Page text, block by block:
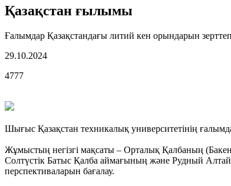
Қазақстан ғылымы
Ғалымдар Қазақстандағы литий кен орындарын
29.10.2024
4777
Шығыс Қазақстан техникалық университетінің
Жұмыстың негізгі мақсаты – Орталық Қалбаның
Солтүстік Батыс Қалба аймағының және Рудный
перспективаларын бағалау.